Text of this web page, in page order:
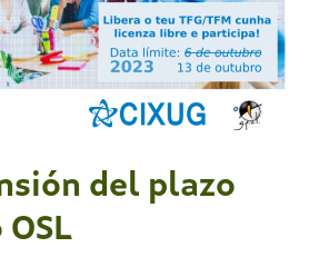
del plazo